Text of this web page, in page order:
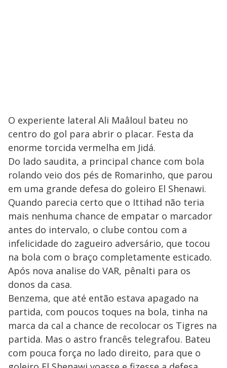
O experiente lateral Ali Maâloul bateu no
centro do gol para abrir o placar. Festa da
enorme torcida vermelha em Jidá.
Do lado saudita, a principal chance com bola
rolando veio dos pés de Romarinho, que parou
em uma grande defesa do goleiro El Shenawi.
Quando parecia certo que o Ittihad não teria
mais nenhuma chance de empatar o marcador
antes do intervalo, o clube contou com a
infelicidade do zagueiro adversário, que tocou
na bola com o braço completamente esticado.
Após nova analise do VAR, pênalti para os
donos da casa.
Benzema, que até então estava apagado na
partida, com poucos toques na bola, tinha na
marca da cal a chance de recolocar os Tigres na
partida. Mas o astro francês telegrafou. Bateu
com pouca força no lado direito, para que o